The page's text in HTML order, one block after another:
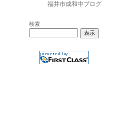
福井市成和中ブログ
検索